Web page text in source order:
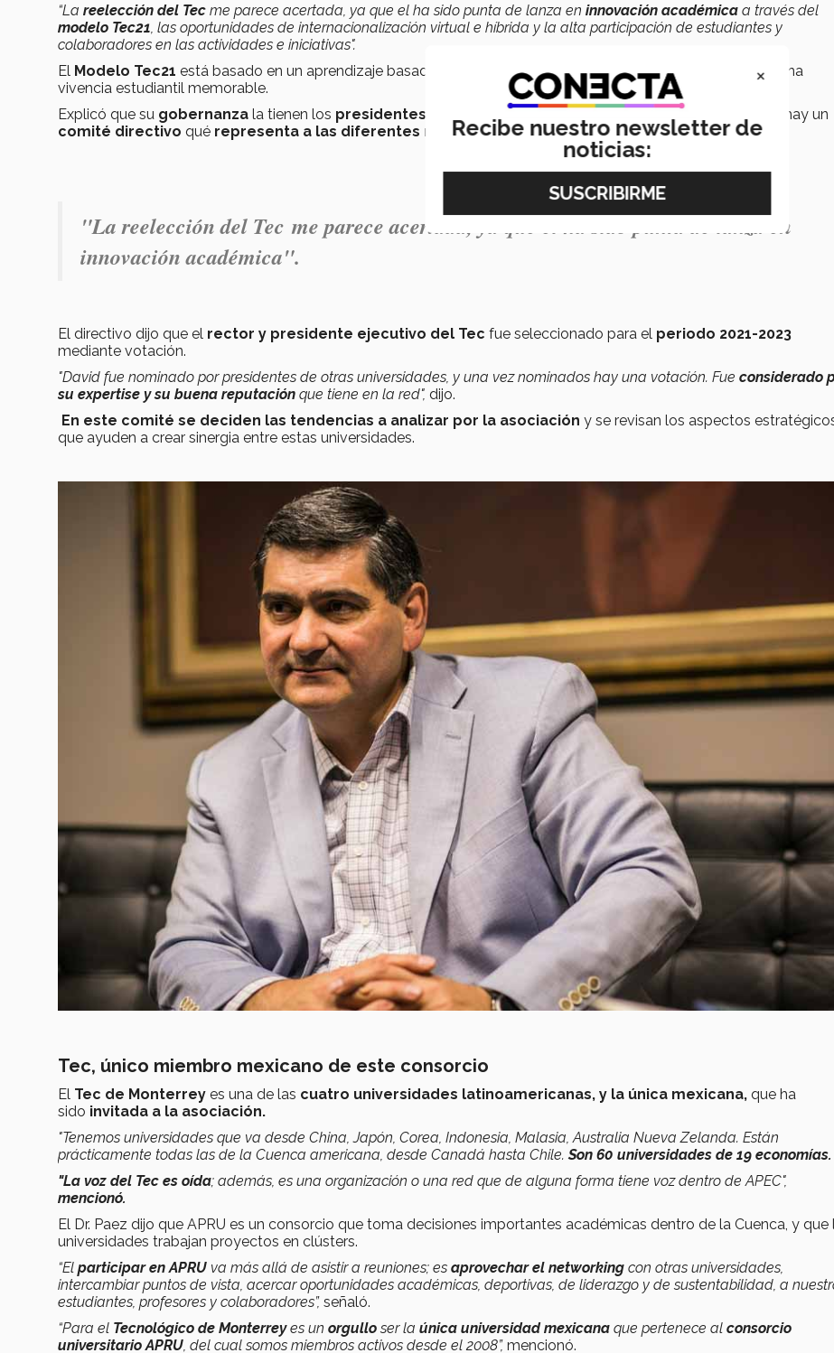
“La reelección del Tec me parece acertada, ya que el ha sido punta de lanza en innovación académica a través del
modelo Tec21 , las oportunidades de internacionalización virtual e híbrida y la alta participación de estudiantes y
colaboradores en las actividades e iniciativas".
El Modelo Tec21 está basado en un aprendizaje basado en retos, con flexibilidad, profesores inspiradores y una
vivencia estudiantil memorable.
Explicó que su gobernanza la tienen los presidentes de las universidadesy dentro de esta gobernanza hay un
comité directivo qué representa a las diferentes regiones.
"La reelección del Tec me parece acertada, ya que el ha sido punta de lanza en
innovación académica".
El directivo dijo que el rector y presidente ejecutivo del Tec fue seleccionado para el periodo 2021-2023
mediante votación.
"David fue nominado por presidentes de otras universidades, y una vez nominados hay una votación. Fue considerado
su expertise y su buena reputación que tiene en la red", dijo.
En este comité se deciden las tendencias a analizar por la asociación y se revisan los aspectos
que ayuden a crear sinergia entre estas universidades.
Tec, único miembro mexicano de este consorcio
El Tec de Monterrey es una de las cuatro universidades latinoamericanas, y la única mexicana, que ha
sido invitada a la asociación.
"Tenemos universidades que va desde China, Japón, Corea, Indonesia, Malasia, Australia Nueva Zelanda. Están
prácticamente todas las de la Cuenca americana, desde Canadá hasta Chile.Son 60 universidades de 19 economías.
"La voz del Tec es oída; además, es una organización o una red que de alguna forma tiene voz dentro de APEC",
mencionó.
El Dr. Paez dijo que APRU es un consorcio que toma decisiones importantes académicas dentro de la Cuenca, y que
universidades trabajan proyectos en clústers.
“El participar en APRU va más allá de asistir a reuniones; es aprovechar el networking con otras universidades,
intercambiar puntos de vista, acercar oportunidades académicas, deportivas, de liderazgo y de sustentabilidad, a
estudiantes, profesores y colaboradores”, señaló.
“Para el Tecnológico de Monterreyes un orgulloser la única universidad mexicana que pertenece al consorcio
universitario APRU, del cual somos miembros activos desde el 2008”, mencionó.
×
Recibe nuestro newsletter de
noticias: